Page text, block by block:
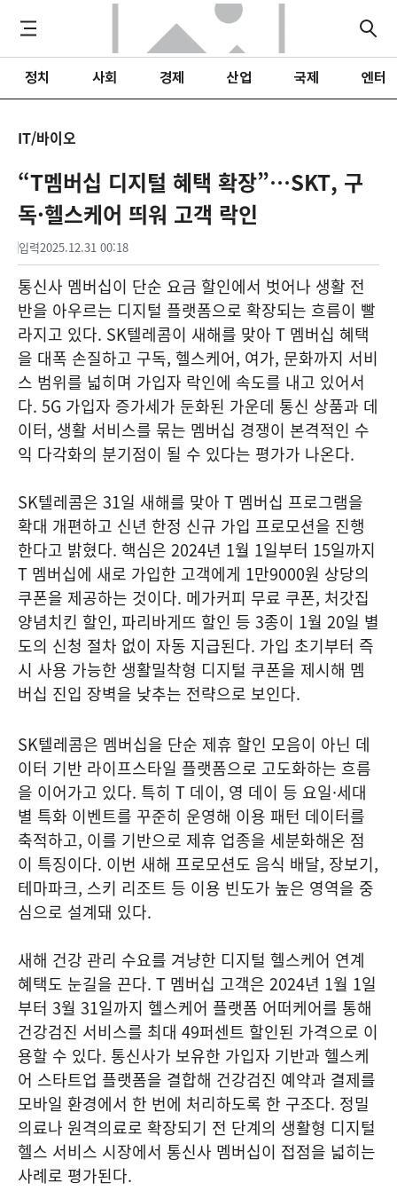
정치 사회 경제 산업 국제 엔터
IT/바이오
“T멤버십 디지털 혜택 확장”…SKT, 구
독·헬스케어 띄워 고객 락인
입력2025.12.31 00:18
통신사 멤버십이 단순 요금 할인에서 벗어나 생활 전
반을 아우르는 디지털 플랫폼으로 확장되는 흐름이 빨
라지고 있다. SK텔레콤이 새해를 맞아 T 멤버십 혜택
을 대폭 손질하고 구독, 헬스케어, 여가, 문화까지 서비
스 범위를 넓히며 가입자 락인에 속도를 내고 있어서
다. 5G 가입자 증가세가 둔화된 가운데 통신 상품과 데
이터, 생활 서비스를 묶는 멤버십 경쟁이 본격적인 수
익 다각화의 분기점이 될 수 있다는 평가가 나온다.
SK텔레콤은 31일 새해를 맞아 T 멤버십 프로그램을
확대 개편하고 신년 한정 신규 가입 프로모션을 진행
한다고 밝혔다. 핵심은 2024년 1월 1일부터 15일까지
T 멤버십에 새로 가입한 고객에게 1만9000원 상당의
쿠폰을 제공하는 것이다. 메가커피 무료 쿠폰, 처갓집
양념치킨 할인, 파리바게뜨 할인 등 3종이 1월 20일 별
도의 신청 절차 없이 자동 지급된다. 가입 초기부터 즉
시 사용 가능한 생활밀착형 디지털 쿠폰을 제시해 멤
버십 진입 장벽을 낮추는 전략으로 보인다.
SK텔레콤은 멤버십을 단순 제휴 할인 모음이 아닌 데
이터 기반 라이프스타일 플랫폼으로 고도화하는 흐름
을 이어가고 있다. 특히 T 데이, 영 데이 등 요일·세대
별 특화 이벤트를 꾸준히 운영해 이용 패턴 데이터를
축적하고, 이를 기반으로 제휴 업종을 세분화해온 점
이 특징이다. 이번 새해 프로모션도 음식 배달, 장보기,
테마파크, 스키 리조트 등 이용 빈도가 높은 영역을 중
심으로 설계돼 있다.
새해 건강 관리 수요를 겨냥한 디지털 헬스케어 연계
혜택도 눈길을 끈다. T 멤버십 고객은 2024년 1월 1일
부터 3월 31일까지 헬스케어 플랫폼 어떠케어를 통해
건강검진 서비스를 최대 49퍼센트 할인된 가격으로 이
용할 수 있다. 통신사가 보유한 가입자 기반과 헬스케
어 스타트업 플랫폼을 결합해 건강검진 예약과 결제를
모바일 환경에서 한 번에 처리하도록 한 구조다. 정밀
의료나 원격의료로 확장되기 전 단계의 생활형 디지털
헬스 서비스 시장에서 통신사 멤버십이 접점을 넓히는
사례로 평가된다.